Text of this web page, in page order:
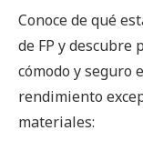
Conoce de qué
de FP y descubre
cómodo y seguro
rendimiento
materiales: